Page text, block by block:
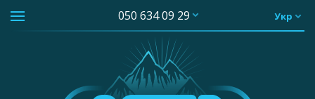
050 634 09 29 Укр